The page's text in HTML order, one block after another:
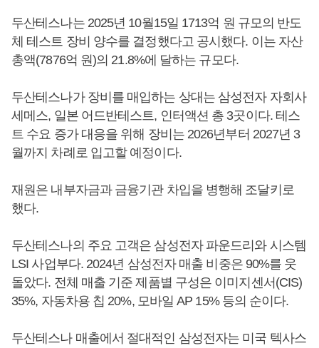
두산테스나는 2025년 10월15일 1713억 원 규모의 반도
체 테스트 장비 양수를 결정했다고 공시했다. 이는 자산
총액(7876억 원)의 21.8%에 달하는 규모다.
두산테스나가 장비를 매입하는 상대는 삼성전자 자회사
세메스, 일본 어드반테스트, 인터액션 총 3곳이다. 테스
트 수요 증가 대응을 위해 장비는 2026년부터 2027년 3
월까지 차례로 입고할 예정이다.
재원은 내부자금과 금융기관 차입을 병행해 조달키로
했다.
두산테스나의 주요 고객은 삼성전자 파운드리와 시스템
LSI 사업부다. 2024년 삼성전자 매출 비중은 90%를 웃
돌았다. 전체 매출 기준 제품별 구성은 이미지센서(CIS)
35%, 자동차용 칩 20%, 모바일 AP 15% 등의 순이다.
두산테스나 매출에서 절대적인 삼성전자는 미국 텍사스